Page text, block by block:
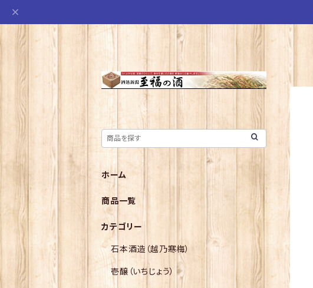
ホーム
商品一覧
カテゴリー
石本酒造（越乃寒梅）
壱醸（いちじょう）